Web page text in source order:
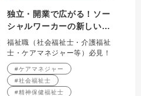
独立・開業で広がる！ソー
シャルワーカーの新しい働
き方ガイド Vol.６ 独
立・開業の準備
福祉職（社会福祉士・介護福祉
士・ケアマネジャー等）必見！
#ケアマネジャー
#社会福祉士
#精神保健福祉士